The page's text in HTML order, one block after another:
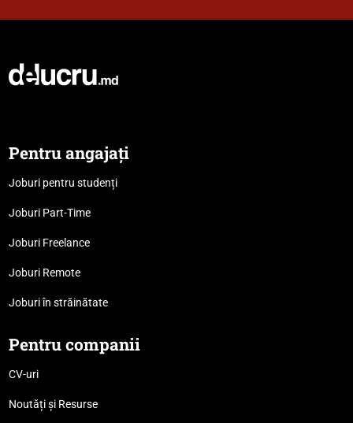
Pentru angajați
Joburi pentru studenți
Joburi Part-Time
Joburi Freelance
Joburi Remote
Joburi în străinătate
Pentru companii
CV-uri
Noutăți și Resurse